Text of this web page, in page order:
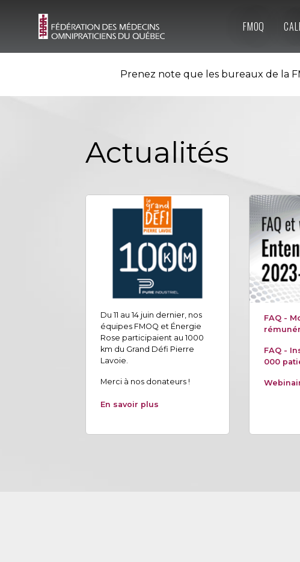
FMOQ
Prenez note que les bureaux de la
Actualités
Du 11 au 14 juin dernier, nos
équipes FMOQ et Énergie
Rose participaient au 1000
km du Grand Défi Pierre
Lavoie.
Merci à nos donateurs !
En savoir plus
FAQ -
FAQ -
000